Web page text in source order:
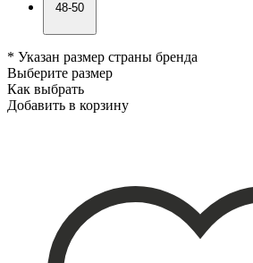
48-50
* Указан размер страны бренда
Выберите размер
Как выбрать
Добавить в корзину